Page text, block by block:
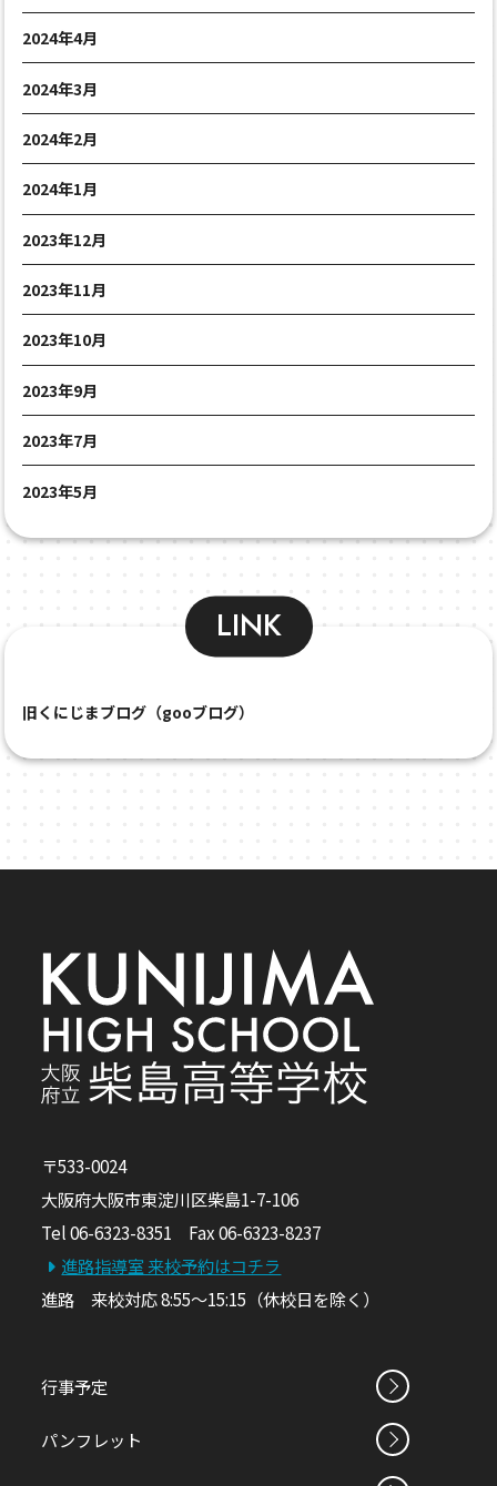
2024年4月
2024年3月
2024年2月
2024年1月
2023年12月
2023年11月
2023年10月
2023年9月
2023年7月
2023年5月
LINK
旧くにじまブログ（gooブログ）
〒533-0024
大阪府大阪市東淀川区柴島1-7-106
Tel 06-6323-8351 Fax 06-6323-8237
進路指導室 来校予約はコチラ
進路 来校対応 8:55～15:15（休校日を除く）
行事予定
パンフレット